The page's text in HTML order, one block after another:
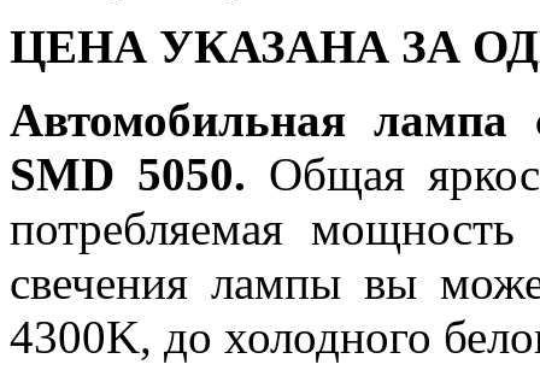
ЦЕНА УКАЗАНА ЗА
Автомобильная
SMD 5050. Общая
потребляемая мощность
свечения лампы вы
4300K, до холодного